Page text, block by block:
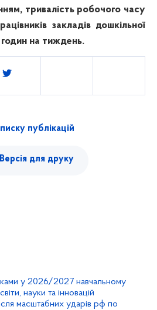
тривалість робочого часу
закладів дошкільної
на тиждень.
публікацій
Версія для друку
у 2026/2027 навчальному
науки та інновацій
масштабних ударів рф по